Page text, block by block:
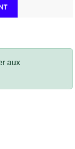
aux